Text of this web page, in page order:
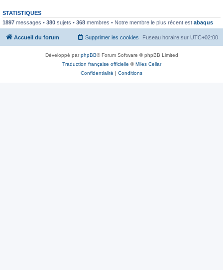
STATISTIQUES
1897 messages • 380 sujets • 368 membres • Notre membre le plus récent est abaqus
Accueil du forum Fuseau horaire sur UTC+02:00
Supprimer les cookies
Développé parphpBB® Forum Software © phpBB Limited
Traduction française officielle ©Miles Cellar
Confidentialité | Conditions